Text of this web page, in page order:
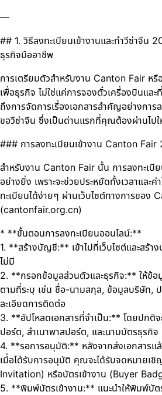
—
## 1. วิธีลงทะเบียนเข้างานและทำวีซ่าจีน
ธุรกิจมืออาชีพ
การเตรียมตัวสำหรับงาน Canton Fair หรื
เพื่อธุรกิจ ไม่ใช่แค่การจองตั๋วเครื่องบินแล
ถึงการจัดการเรื่องเอกสารสำคัญอย่างการ
ขอวีซ่าจีน ซึ่งเป็นด่านแรกที่คุณต้องผ่านไปใ
### การลงทะเบียนเข้างาน Canton Fair
สำหรับงาน Canton Fair นั้น การลงทะเบี
อย่างยิ่ง เพราะจะช่วยประหยัดทั้งเวลาและ
ทะเบียนได้ง่ายๆ ผ่านเว็บไซต์ทางการของ
(cantonfair.org.cn)
* **ขั้นตอนการลงทะเบียนออนไลน์:**
1. **สร้างบัญชี:** เข้าไปที่เว็บไซต์และสร้
ไม่มี
2. **กรอกข้อมูลส่วนตัวและธุรกิจ:** ให้ข้
ตามที่ระบุ เช่น ชื่อ-นามสกุล, ข้อมูลบริษัท, ป
ละเอียดการติดต่อ
3. **อัปโหลดเอกสารที่จำเป็น:** โดยปกติ
ปอร์ต, สำเนาพาสปอร์ต, และนามบัตรธุรกิจ
4. **รอการอนุมัติ:** หลังจากส่งเอกสารแล้
เมื่อได้รับการอนุมัติ คุณจะได้รับจดหมายเ
Invitation) หรือบัตรเข้างาน (Buyer
5. **พิมพ์บัตรเข้างาน:** แนะนำให้พิมพ์บัต